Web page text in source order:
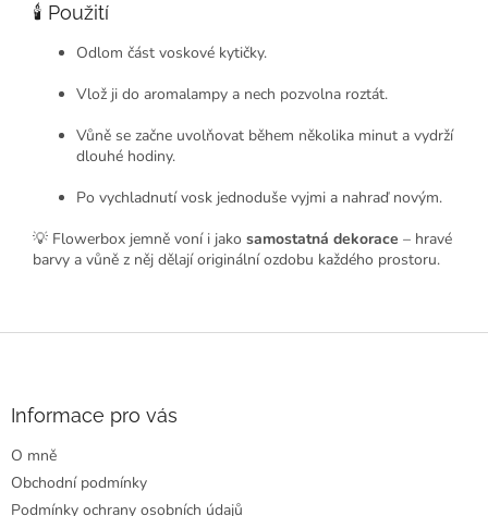
🕯 Použití
Odlom část voskové kytičky.
Vlož ji do aromalampy a nech pozvolna roztát.
Vůně se začne uvolňovat během několika minut a vydrží
dlouhé hodiny.
Po vychladnutí vosk jednoduše vyjmi a nahraď novým.
💡 Flowerbox jemně voní i jako samostatná dekorace – hravé
barvy a vůně z něj dělají originální ozdobu každého prostoru.
Informace pro vás
O mně
Obchodní podmínky
Podmínky ochrany osobních údajů